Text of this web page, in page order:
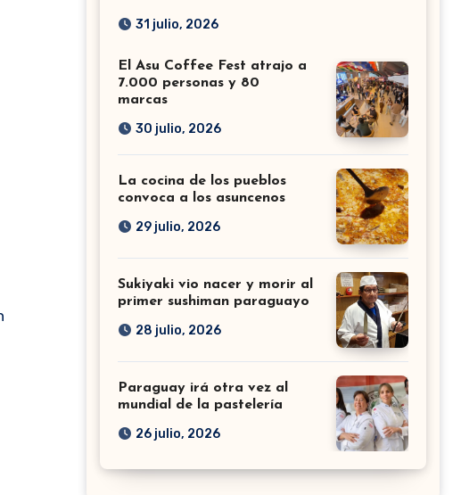
31 julio, 2026
El Asu Coffee Fest atrajo a
7.000 personas y 80
marcas
30 julio, 2026
La cocina de los pueblos
convoca a los asuncenos
29 julio, 2026
Sukiyaki vio nacer y morir al
primer sushiman paraguayo
28 julio, 2026
Paraguay irá otra vez al
mundial de la pastelería
26 julio, 2026